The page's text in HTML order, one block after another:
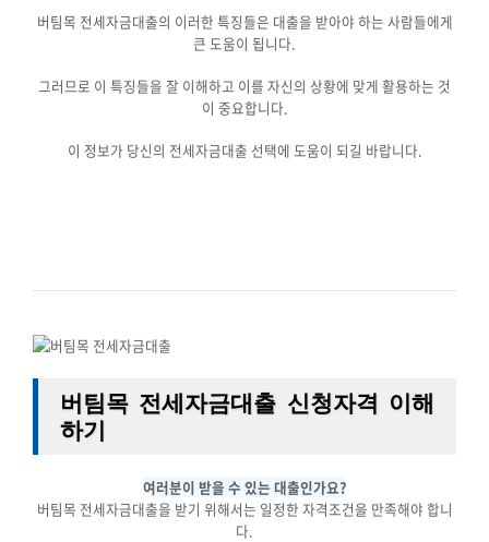
버팀목 전세자금대출의 이러한 특징들은 대출을 받아야 하는 사람들에게
큰 도움이 됩니다.
그러므로 이 특징들을 잘 이해하고 이를 자신의 상황에 맞게 활용하는 것
이 중요합니다.
이 정보가 당신의 전세자금대출 선택에 도움이 되길 바랍니다.
버팀목 전세자금대출 신청자격 이해
하기
여러분이 받을 수 있는 대출인가요?
버팀목 전세자금대출을 받기 위해서는 일정한 자격조건을 만족해야 합니
다.